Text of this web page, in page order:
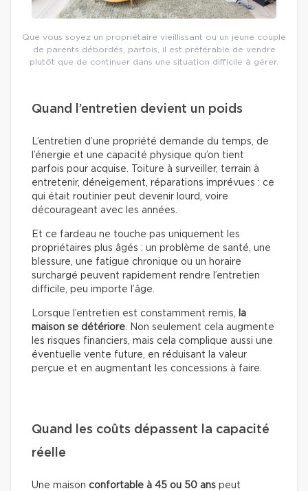
Que vous soyez un propriétaire vieillissant ou un jeune couple
de parents débordés, parfois, il est préférable de vendre
plutôt que de continuer dans une situation difficile à gérer.
Quand l’entretien devient un poids
L’entretien d’une propriété demande du temps, de
l’énergie et une capacité physique qu’on tient
parfois pour acquise. Toiture à surveiller, terrain à
entretenir, déneigement, réparations imprévues : ce
qui était routinier peut devenir lourd, voire
décourageant avec les années.
Et ce fardeau ne touche pas uniquement les
propriétaires plus âgés : un problème de santé, une
blessure, une fatigue chronique ou un horaire
surchargé peuvent rapidement rendre l’entretien
difficile, peu importe l’âge.
Lorsque l’entretien est constamment remis,
la
maison se détériore . Non seulement cela augmente
les risques financiers, mais cela complique aussi une
éventuelle vente future, en réduisant la valeur
perçue et en augmentant les concessions à faire.
Quand les coûts dépassent la capacité
réelle
Une maison confortable à 45 ou 50 ans peut